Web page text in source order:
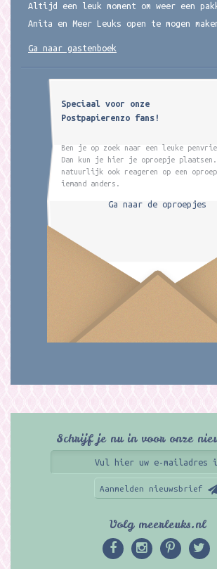
Altijd een leuk moment om weer een
Anita en Meer Leuks open te mogen
Ga naar gastenboek
Speciaal voor onze
Postpapierenzo fans!
Ben je op zoek naar een leuke
Dan kun je hier je oproepje
natuurlijk ook reageren op een
iemand anders.
Ga naar de oproepjes
Schrijf je nu in voor onze
Aanmelden nieuwsbrief
Volg meerleuks.nl